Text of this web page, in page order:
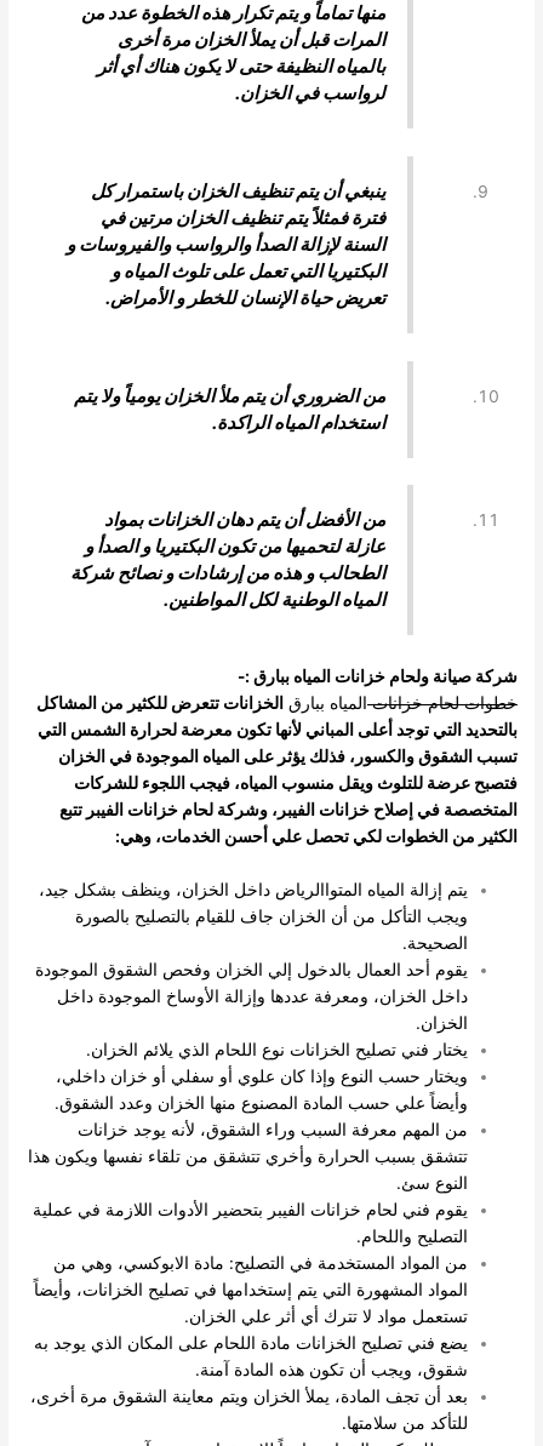
منها تماماً و يتم تكرار هذه الخطوة عدد من
المرات قبل أن يملأ الخزان مرة أخرى
بالمياه النظيفة حتى لا يكون هناك أي أثر
لرواسب في الخزان.
ينبغي أن يتم تنظيف الخزان باستمرار كل
فترة فمثلاً يتم تنظيف الخزان مرتين في
السنة لإزالة الصدأ والرواسب والفيروسات و
البكتيريا التي تعمل على تلوث المياه و
تعريض حياة الإنسان للخطر و الأمراض.
من الضروري أن يتم ملأ الخزان يومياً ولا يتم
استخدام المياه الراكدة.
من الأفضل أن يتم دهان الخزانات بمواد
عازلة لتحميها من تكون البكتيريا و الصدأ و
الطحالب و هذه من إرشادات و نصائح شركة
المياه الوطنية لكل المواطنين.
شركة صيانة ولحام خزانات المياه ببارق :-
خطوات لحام خزاناتالمياه ببارق الخزانات تتعرض للكثير من المشاكل
بالتحديد التي توجد أعلى المباني لأنها تكون معرضة لحرارة الشمس التي
تسبب الشقوق والكسور، فذلك يؤثر على المياه الموجودة في الخزان
فتصبح عرضة للتلوث ويقل منسوب المياه، فيجب اللجوء للشركات
المتخصصة في إصلاح خزانات الفيبر، وشركة لحام خزانات الفيبر تتبع
الكثير من الخطوات لكي تحصل علي أحسن الخدمات، وهي:
يتم إزالة المياه المتواالرياض داخل الخزان، وينظف بشكل جيد،
ويجب التأكل من أن الخزان جاف للقيام بالتصليح بالصورة
الصحيحة.
يقوم أحد العمال بالدخول إلي الخزان وفحص الشقوق الموجودة
داخل الخزان، ومعرفة عددها وإزالة الأوساخ الموجودة داخل
الخزان.
يختار فني تصليح الخزانات نوع اللحام الذي يلائم الخزان.
ويختار حسب النوع وإذا كان علوي أو سفلي أو خزان داخلي،
وأيضاً علي حسب المادة المصنوع منها الخزان وعدد الشقوق.
من المهم معرفة السبب وراء الشقوق، لأنه يوجد خزانات
تتشقق بسبب الحرارة وأخري تتشقق من تلقاء نفسها ويكون هذا
النوع سئ.
يقوم فني لحام خزانات الفيبر بتحضير الأدوات اللازمة في عملية
التصليح واللحام.
من المواد المستخدمة في التصليح: مادة الابوكسي، وهي من
المواد المشهورة التي يتم إستخدامها في تصليح الخزانات، وأيضاً
تستعمل مواد لا تترك أي أثر علي الخزان.
يضع فني تصليح الخزانات مادة اللحام على المكان الذي يوجد به
شقوق، ويجب أن تكون هذه المادة آمنة.
بعد أن تجف المادة، يملأ الخزان ويتم معاينة الشقوق مرة أخرى،
للتأكد من سلامتها.